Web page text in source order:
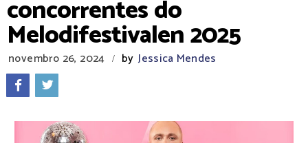
concorrentes do
Melodifestivalen 2025
novembro 26, 2024 / by Jessica Mendes